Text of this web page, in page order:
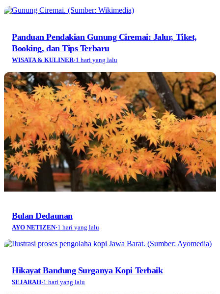
Panduan Pendakian Gunung Ciremai: Jalur, Tiket,
Booking, dan Tips Terbaru
WISATA & KULINER·1 hari yang lalu
Bulan Dedaunan
AYO NETIZEN·1 hari yang lalu
Hikayat Bandung Surganya Kopi Terbaik
SEJARAH·1 hari yang lalu